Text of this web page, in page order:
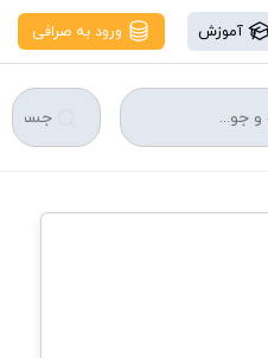
آموزش ورود به صرافی